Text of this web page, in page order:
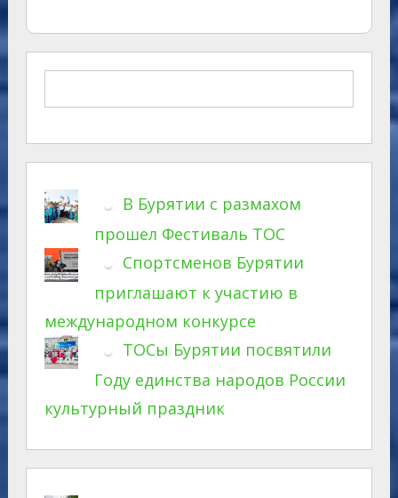
В Бурятии с размахом
прошел Фестиваль ТОС
Спортсменов Бурятии
приглашают к участию в
международном конкурсе
ТОСы Бурятии посвятили
Году единства народов России
культурный праздник